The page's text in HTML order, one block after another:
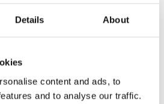
Details About
content and ads, to
and to analyse our traffic.
för småföretagare